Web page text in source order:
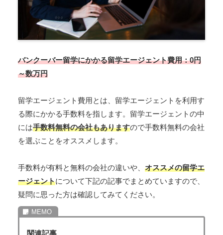
バンクーバー留学にかかる留学エージェント費用：0円
～数万円
留学エージェント費用とは、留学エージェントを利用す
る際にかかる手数料を指します。留学エージェントの中
には手数料無料の会社もありますので手数料無料の会社
を選ぶことをオススメします。
手数料が有料と無料の会社の違いや、 オススメの留学エ
ージェントについて下記の記事でまとめていますので、
疑問に思った方は確認してみてください。